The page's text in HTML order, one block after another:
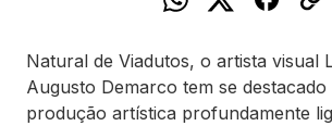
Natural de Viadutos, o artista visual
Augusto Demarco tem se
produção artística profundamente